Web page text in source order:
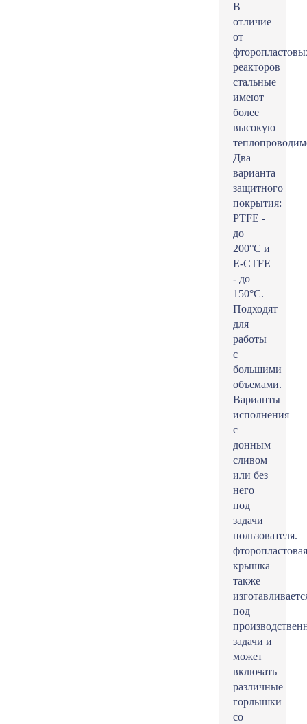
В
отличие
от
реакторов
стальные
имеют
более
высокую
Два
варианта
защитного
покрытия:
PTFE -
до
200°С и
E-CTFE
- до
150°С.
Подходят
для
работы
с
большими
объемами.
Варианты
исполнения
с
донным
сливом
или без
него
под
задачи
пользователя.
фторопластовая
крышка
также
под
задачи и
может
включать
различные
горлышки
со